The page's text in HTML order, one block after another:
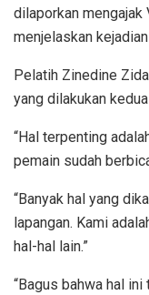
dilaporkan
menjelaskan
Pelatih Zinedine
yang dilakukan
“Hal terpenting
pemain sudah
“Banyak hal yang
lapangan. Kami
hal-hal lain.”
“Bagus bahwa hal